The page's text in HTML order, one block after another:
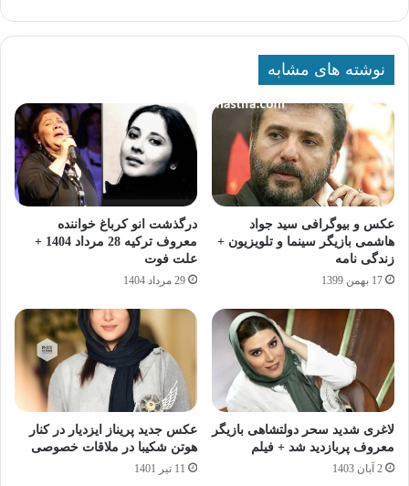
نوشته های مشابه
عکس و بیوگرافی سید جواد
هاشمی بازیگر سینما و تلویزیون +
زندگی نامه
17 بهمن 1399
درگذشت انو کرباغ خواننده
معروف ترکیه 28 مرداد 1404 +
علت فوت
29 مرداد 1404
لاغری شدید سحر دولتشاهی بازیگر
معروف پربازدید شد + فیلم
2 آبان 1403
عکس جدید پریناز ایزدیار در کنار
هوتن شکیبا در ملاقات خصوصی
11 تیر 1401